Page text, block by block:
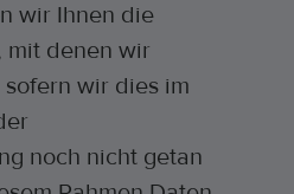
wir Ihnen die
mit denen wir
wir dies im
noch nicht getan